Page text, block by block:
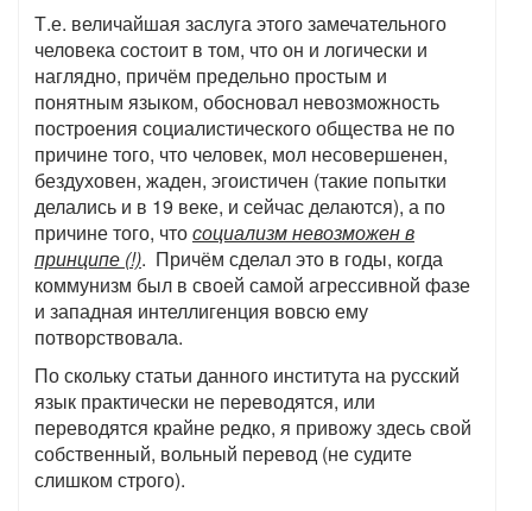
Т.е. величайшая заслуга этого замечательного
человека состоит в том, что он и логически и
наглядно, причём предельно простым и
понятным языком, обосновал невозможность
построения социалистического общества не по
причине того, что человек, мол несовершенен,
бездуховен, жаден, эгоистичен (такие попытки
делались и в 19 веке, и сейчас делаются), а по
причине того, чтосоциализм невозможен в
принципе (!). Причём сделал это в годы, когда
коммунизм был в своей самой агрессивной фазе
и западная интеллигенция вовсю ему
потворствовала.
По скольку статьи данного института на русский
язык практически не переводятся, или
переводятся крайне редко, я привожу здесь свой
собственный, вольный перевод (не судите
слишком строго).